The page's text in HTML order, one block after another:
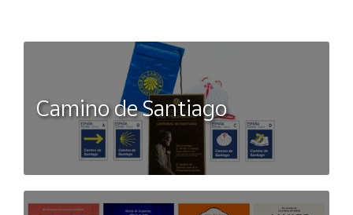
Camino de Santiago